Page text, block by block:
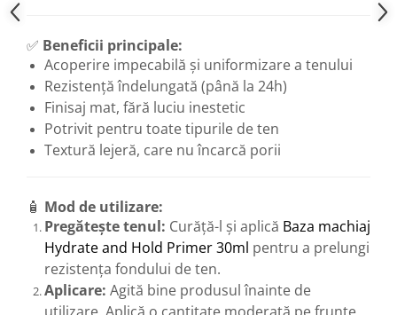
✅ Beneficii principale:
Acoperire impecabilă și uniformizare a tenului
Rezistență îndelungată (până la 24h)
Finisaj mat, fără luciu inestetic
Potrivit pentru toate tipurile de ten
Textură lejeră, care nu încarcă porii
🧴 Mod de utilizare:
Pregătește tenul: Curăță-l și aplică Baza machiaj
Hydrate and Hold Primer 30ml pentru a prelungi
rezistența fondului de ten.
Aplicare: Agită bine produsul înainte de